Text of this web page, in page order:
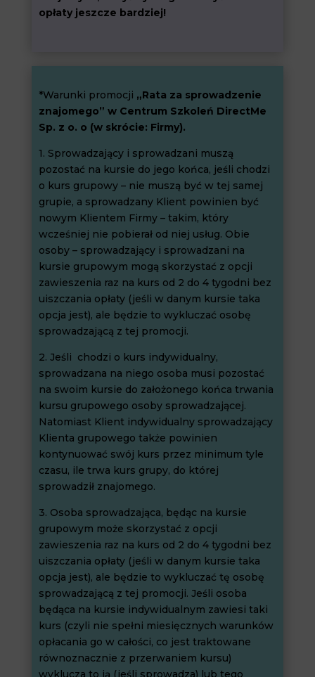
opłaty jeszcze bardziej!
*Warunki promocji „Rata za sprowadzenie
znajomego” w Centrum Szkoleń DirectMe
Sp. z o. o (w skrócie: Firmy).
1. Sprowadzający i sprowadzani muszą
pozostać na kursie do jego końca, jeśli chodzi
o kurs grupowy – nie muszą być w tej samej
grupie, a sprowadzany Klient powinien być
nowym Klientem Firmy – takim, który
wcześniej nie pobierał od niej usług. Obie
osoby – sprowadzający i sprowadzani na
kursie grupowym mogą skorzystać z opcji
zawieszenia raz na kurs od 2 do 4 tygodni bez
uiszczania opłaty (jeśli w danym kursie taka
opcja jest), ale będzie to wykluczać osobę
sprowadzającą z tej promocji.
2. Jeśli chodzi o kurs indywidualny,
sprowadzana na niego osoba musi pozostać
na swoim kursie do założonego końca trwania
kursu grupowego osoby sprowadzającej.
Natomiast Klient indywidualny sprowadzający
Klienta grupowego także powinien
kontynuować swój kurs przez minimum tyle
czasu, ile trwa kurs grupy, do której
sprowadził znajomego.
3. Osoba sprowadzająca, będąc na kursie
grupowym może skorzystać z opcji
zawieszenia raz na kurs od 2 do 4 tygodni bez
uiszczania opłaty (jeśli w danym kursie taka
opcja jest), ale będzie to wykluczać tę osobę
sprowadzającą z tej promocji. Jeśli osoba
będąca na kursie indywidualnym zawiesi taki
kurs (czyli nie spełni miesięcznych warunków
opłacania go w całości, co jest traktowane
równoznacznie z przerwaniem kursu)
wyklucza to ją (jeśli sprowadza) lub tego